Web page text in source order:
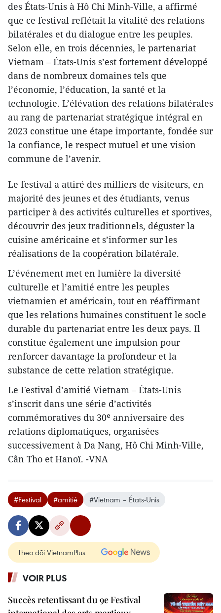
des États-Unis à Hô Chi Minh-Ville, a affirmé
que ce festival reflétait la vitalité des relations
bilatérales et du dialogue entre les peuples.
Selon elle, en trois décennies, le partenariat
Vietnam – États-Unis s’est fortement développé
dans de nombreux domaines tels que
l’économie, l’éducation, la santé et la
technologie. L’élévation des relations bilatérales
au rang de partenariat stratégique intégral en
2023 constitue une étape importante, fondée sur
la confiance, le respect mutuel et une vision
commune de l’avenir.
Le festival a attiré des milliers de visiteurs, en
majorité des jeunes et des étudiants, venus
participer à des activités culturelles et sportives,
découvrir des jeux traditionnels, déguster la
cuisine américaine et s’informer sur les
réalisations de la coopération bilatérale.
L’événement met en lumière la diversité
culturelle et l’amitié entre les peuples
vietnamien et américain, tout en réaffirmant
que les relations humaines constituent le socle
durable du partenariat entre les deux pays. Il
constitue également une impulsion pour
renforcer davantage la profondeur et la
substance de cette relation stratégique.
Le Festival d’amitié Vietnam – États-Unis
s’inscrit dans une série d’activités
commémoratives du 30ᵉ anniversaire des
relations diplomatiques, organisées
successivement à Da Nang, Hô Chi Minh-Ville,
Cân Tho et Hanoï. -VNA
#Festival #amitié #Vietnam – États-Unis
Theo dõi VietnamPlus
VOIR PLUS
Succès retentissant du 9e Festival